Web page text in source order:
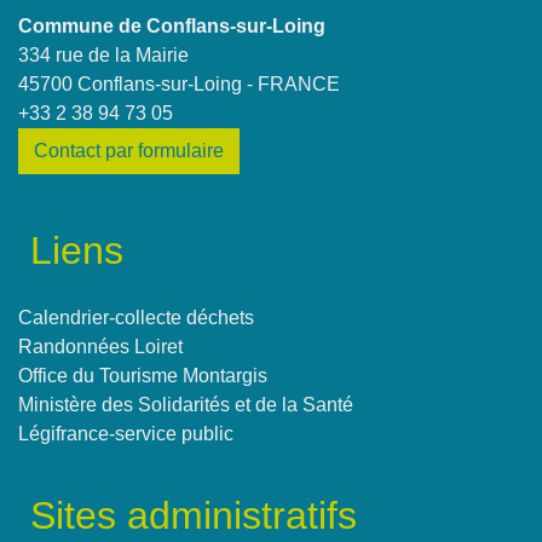
Commune de Conflans-sur-Loing
334 rue de la Mairie
45700 Conflans-sur-Loing - FRANCE
+33 2 38 94 73 05
Contact par formulaire
Liens
Calendrier-collecte déchets
Randonnées Loiret
Office du Tourisme Montargis
Ministère des Solidarités et de la Santé
Légifrance-service public
Sites administratifs